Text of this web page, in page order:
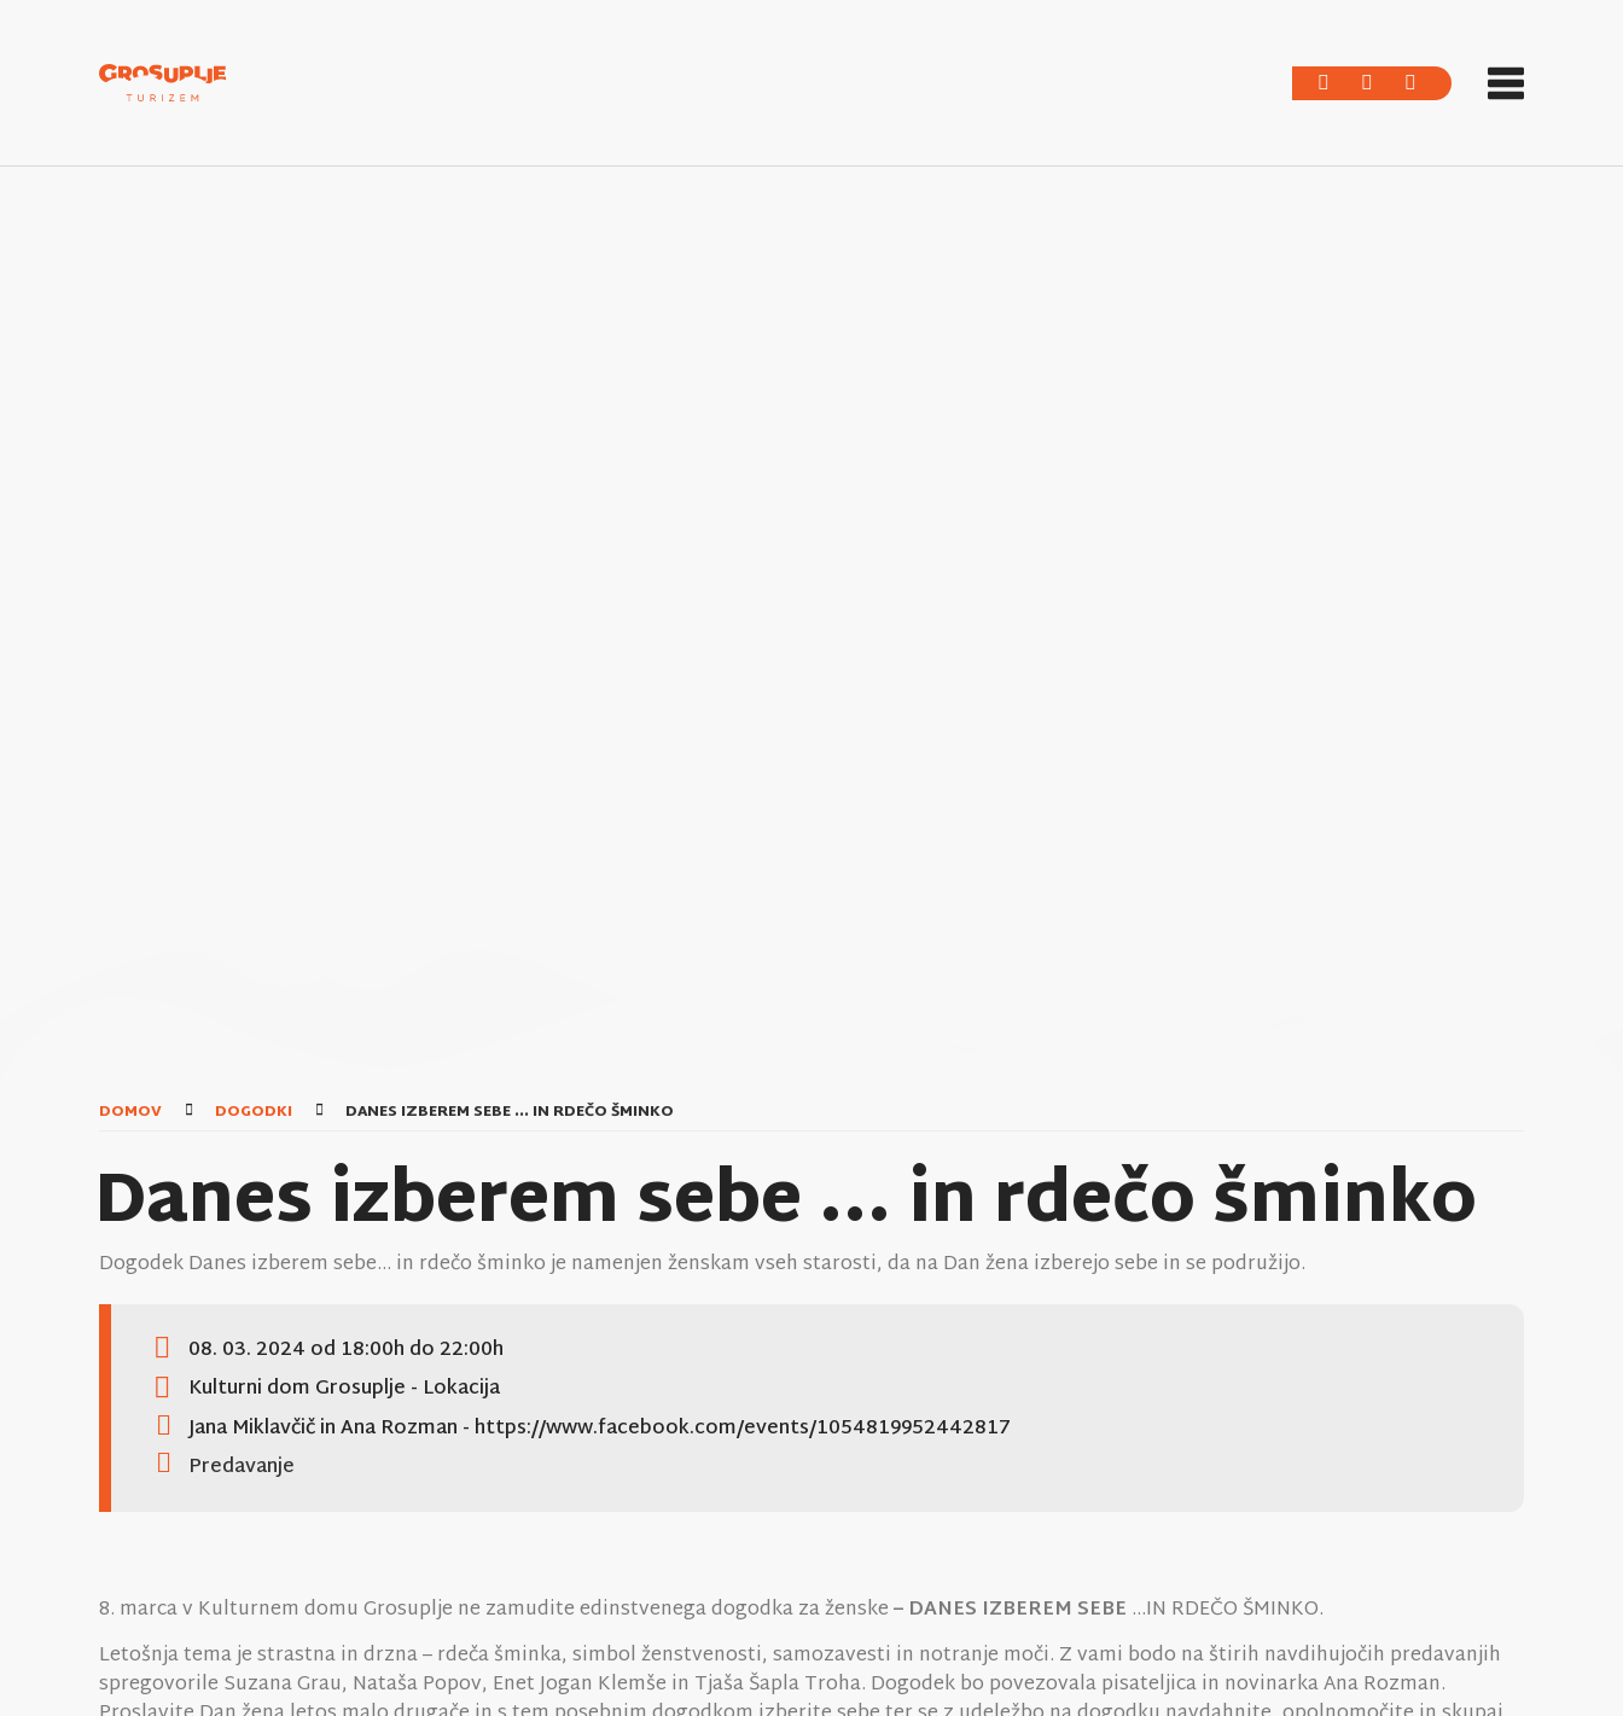
DOMOV DOGODKI DANES IZBEREM SEBE … IN RDEČO ŠMINKO
Danes izberem sebe ... in rdečo šminko
Dogodek Danes izberem sebe… in rdečo šminko je namenjen ženskam vseh starosti, da na Dan žena izberejo sebe in se podružijo.
08. 03. 2024 od 18:00h do 22:00h
Kulturni dom Grosuplje - Lokacija
Jana Miklavčič in Ana Rozman - https://www.facebook.com/events/1054819952442817
Predavanje
8. marca v Kulturnem domu Grosuplje ne zamudite edinstvenega dogodka za ženske– DANES IZBEREM SEBE …IN RDEČO ŠMINKO.
Letošnja tema je strastna in drzna – rdeča šminka, simbol ženstvenosti, samozavesti in notranje moči. Z vami bodo na štirih navdihujočih predavanjih
spregovorile Suzana Grau, Nataša Popov, Enet Jogan Klemše in Tjaša Šapla Troha. Dogodek bo povezovala pisateljica in novinarka Ana Rozman.